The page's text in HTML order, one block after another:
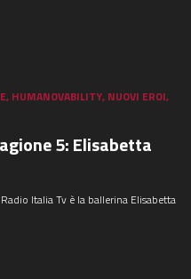
, HUMANOVABILITY, NUOVI EROI,
5: Elisabetta
Italia Tv è la ballerina Elisabetta